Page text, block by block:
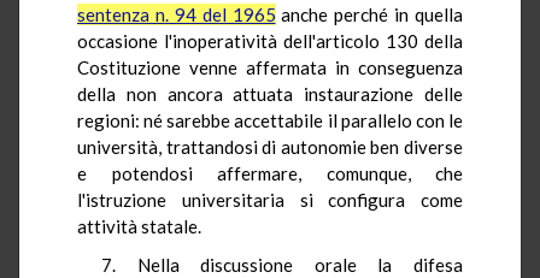
sentenza n. 94 del 1965 anche perché in quella
occasione l'inoperatività dell'articolo 130 della
Costituzione venne affermata in conseguenza
della non ancora attuata instaurazione delle
regioni: né sarebbe accettabile il parallelo con le
università, trattandosi di autonomie ben diverse
e potendosi affermare, comunque, che
l'istruzione universitaria si configura come
attività statale.
7. Nella discussione orale la difesa